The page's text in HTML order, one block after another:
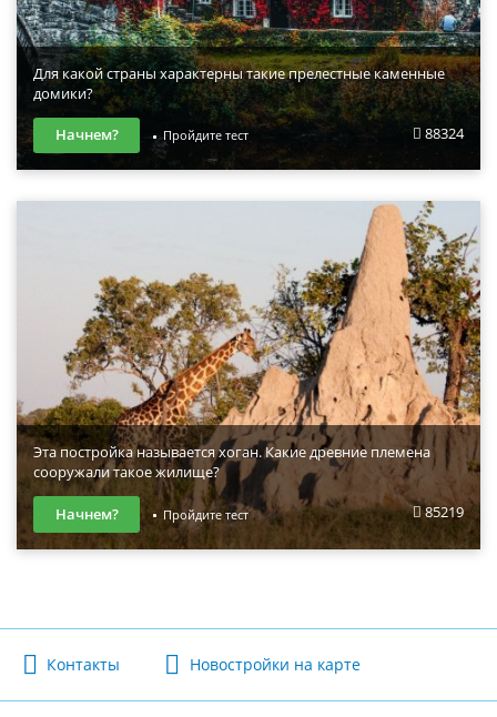
Для какой страны характерны такие прелестные каменные
домики?
88324
Начнем? Пройдите тест
Эта постройка называется хоган. Какие древние племена
сооружали такое жилище?
85219
Начнем? Пройдите тест
Контакты Новостройки на карте